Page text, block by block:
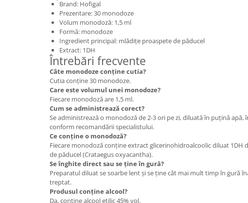
Brand: Hofigal
Prezentare: 30 monodoze
Volum monodoză: 1,5 ml
Formă: monodoze
Ingredient principal: mlădițe proaspete de păducel
Extract: 1DH
Întrebări frecvente
Câte monodoze conține cutia?
Cutia conține 30 monodoze.
Care este volumul unei monodoze?
Fiecare monodoză are 1,5 ml.
Cum se administrează corect?
Se administrează o monodoză de 2-3 ori pe zi, diluată în puțină apă,
conform recomandării specialistului.
Ce conține o monodoză?
Fiecare monodoză conține extract glicerinohidroalcoolic diluat 1DH
de păducel (Crataegus oxyacantha).
Se înghite direct sau se ține în gură?
Preparatul diluat se soarbe lent și se ține cât mai mult timp în gură
treptat.
Produsul conține alcool?
Da, conține alcool etilic 45% vol.